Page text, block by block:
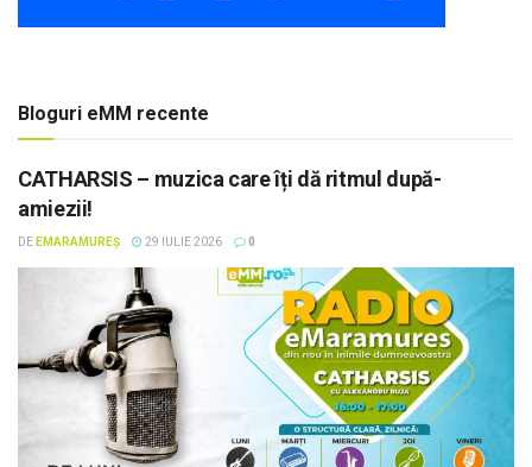
Bloguri eMM recente
CATHARSIS – muzica care îți dă ritmul după-
amiezii!
DE EMARAMUREȘ 29 IULIE 2026 0